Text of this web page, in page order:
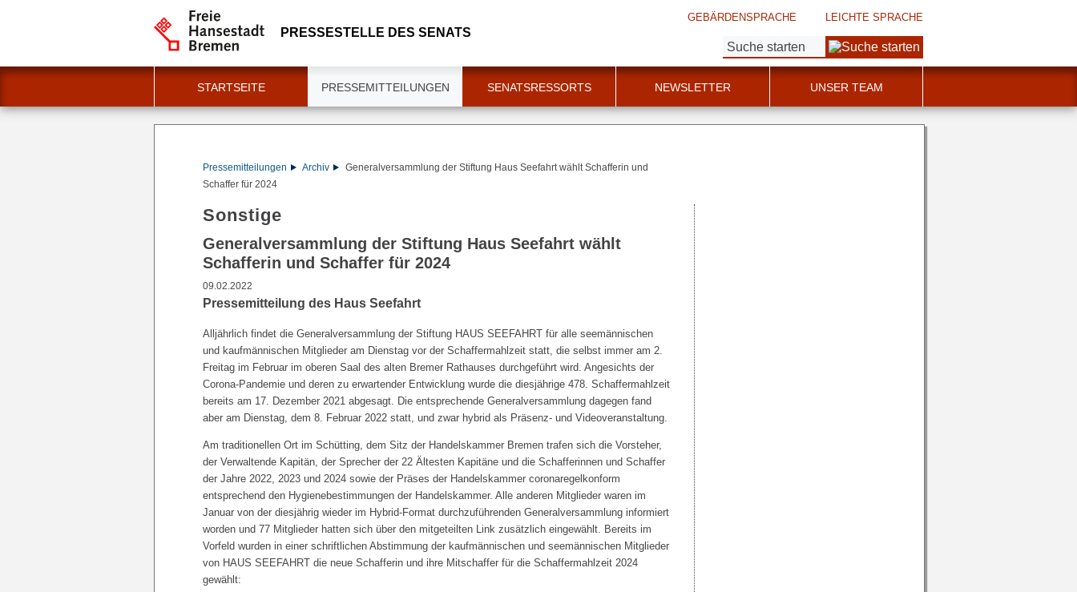
PRESSESTELLE DES SENATS
GEBÄRDENSPRACHE LEICHTE SPRACHE
Suche:
STARTSEITE PRESSEMITTEILUNGEN SENATSRESSORTS NEWSLETTER UNSER TEAM
Pressemitteilungen Archiv
Generalversammlung der Stiftung Haus Seefahrt wählt Schafferin und
Schaffer für 2024
Sonstige
Generalversammlung der Stiftung Haus Seefahrt wählt
Schafferin und Schaffer für 2024
09.02.2022
Pressemitteilung des Haus Seefahrt
Alljährlich findet die Generalversammlung der Stiftung HAUS SEEFAHRT für alle seemännischen
und kaufmännischen Mitglieder am Dienstag vor der Schaffermahlzeit statt, die selbst immer am 2.
Freitag im Februar im oberen Saal des alten Bremer Rathauses durchgeführt wird. Angesichts der
Corona-Pandemie und deren zu erwartender Entwicklung wurde die diesjährige 478. Schaffermahlzeit
bereits am 17. Dezember 2021 abgesagt. Die entsprechende Generalversammlung dagegen fand
aber am Dienstag, dem 8. Februar 2022 statt, und zwar hybrid als Präsenz- und Videoveranstaltung.
Am traditionellen Ort im Schütting, dem Sitz der Handelskammer Bremen trafen sich die Vorsteher,
der Verwaltende Kapitän, der Sprecher der 22 Ältesten Kapitäne und die Schafferinnen und Schaffer
der Jahre 2022, 2023 und 2024 sowie der Präses der Handelskammer coronaregelkonform
entsprechend den Hygienebestimmungen der Handelskammer. Alle anderen Mitglieder waren im
Januar von der diesjährig wieder im Hybrid-Format durchzuführenden Generalversammlung informiert
worden und 77 Mitglieder hatten sich über den mitgeteilten Link zusätzlich eingewählt. Bereits im
Vorfeld wurden in einer schriftlichen Abstimmung der kaufmännischen und seemännischen Mitglieder
von HAUS SEEFAHRT die neue Schafferin und ihre Mitschaffer für die Schaffermahlzeit 2024
gewählt: